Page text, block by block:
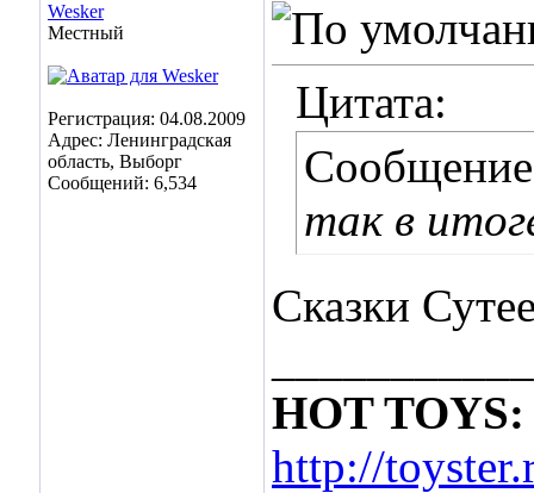
Wesker
Местный
Регистрация: 04.08.2009
Адрес: Ленинградская
область, Выборг
Сообщений: 6,534
Цитата:
так в
Сказки
HOT
http://